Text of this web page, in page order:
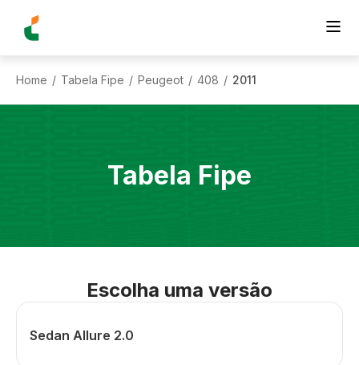
Home / Tabela Fipe / Peugeot / 408 / 2011
Tabela Fipe
Escolha uma versão
Sedan Allure 2.0